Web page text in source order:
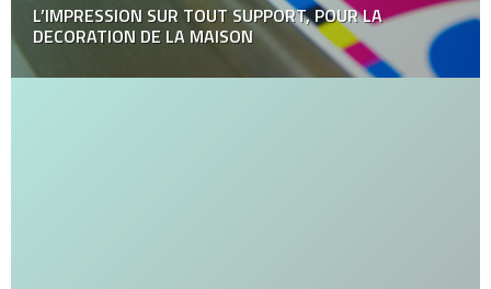
L’IMPRESSION SUR TOUT SUPPORT, POUR LA
DECORATION DE LA MAISON